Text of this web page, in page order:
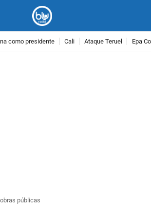
como presidente Cali Ataque Teruel Epa
públicas